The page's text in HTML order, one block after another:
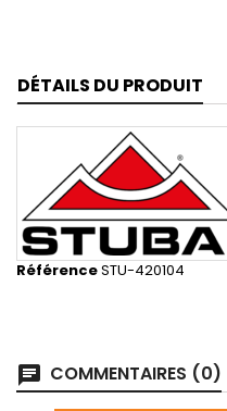
DÉTAILS DU PRODUIT
RéférenceSTU-420104
chat COMMENTAIRES (0)